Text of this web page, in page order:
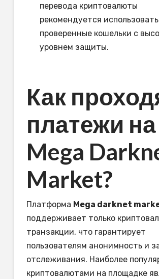
перевода криптовалюты
рекомендуется использовать
проверенные кошельки с
уровнем защиты.
Как
платежи на
Mega
Market?
Платформа Mega darknet
поддерживает только
транзакции, что гарантирует
пользователям анонимность и
отслеживания. Наиболее
криптовалютами на площадке